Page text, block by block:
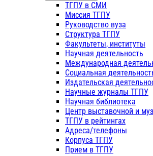
ТГПУ в СМИ
Миссия ТГПУ
Руководство вуза
Структура ТГПУ
Факультеты, институты
Научная деятельность
Международная
Социальная
Издательская
Научные журналы ТГПУ
Научная библиотека
Центр выставочной и
ТГПУ в рейтингах
Адреса/телефоны
Корпуса ТГПУ
Прием в ТГПУ